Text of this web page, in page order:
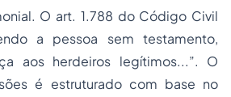
O art. 1.788 do Código Civil
a pessoa sem testamento,
aos herdeiros legítimos...”. O
é estruturado com base no